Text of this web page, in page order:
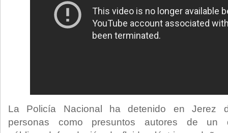
La Policía Nacional ha detenido en Jerez
personas como presuntos autores de un